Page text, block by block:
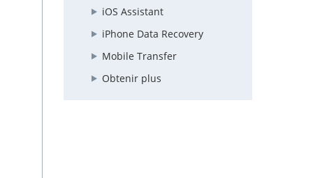
iOS Assistant
iPhone Data Recovery
Mobile Transfer
Obtenir plus